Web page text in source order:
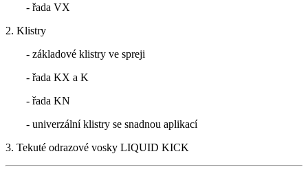
- řada VX
2. Klistry
- základové klistry ve spreji
- řada KX a K
- řada KN
- univerzální klistry se snadnou aplikací
3. Tekuté odrazové vosky LIQUID KICK